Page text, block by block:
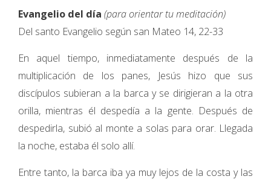
Evangelio del día (para orientar tu meditación)
Del santo Evangelio según san Mateo 14, 22-33
En aquel tiempo, inmediatamente después de la
multiplicación de los panes, Jesús hizo que sus
discípulos subieran a la barca y se dirigieran a la otra
orilla, mientras él despedía a la gente. Después de
despedirla, subió al monte a solas para orar. Llegada
la noche, estaba él solo allí.
Entre tanto, la barca iba ya muy lejos de la costa y las